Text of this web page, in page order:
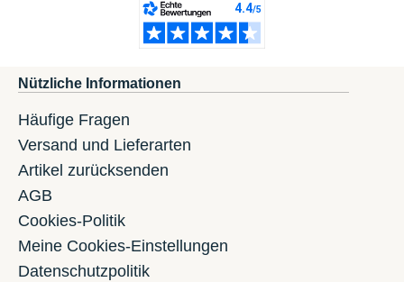
Nützliche Informationen
Häufige Fragen
Versand und Lieferarten
Artikel zurücksenden
AGB
Cookies-Politik
Meine Cookies-Einstellungen
Datenschutzpolitik